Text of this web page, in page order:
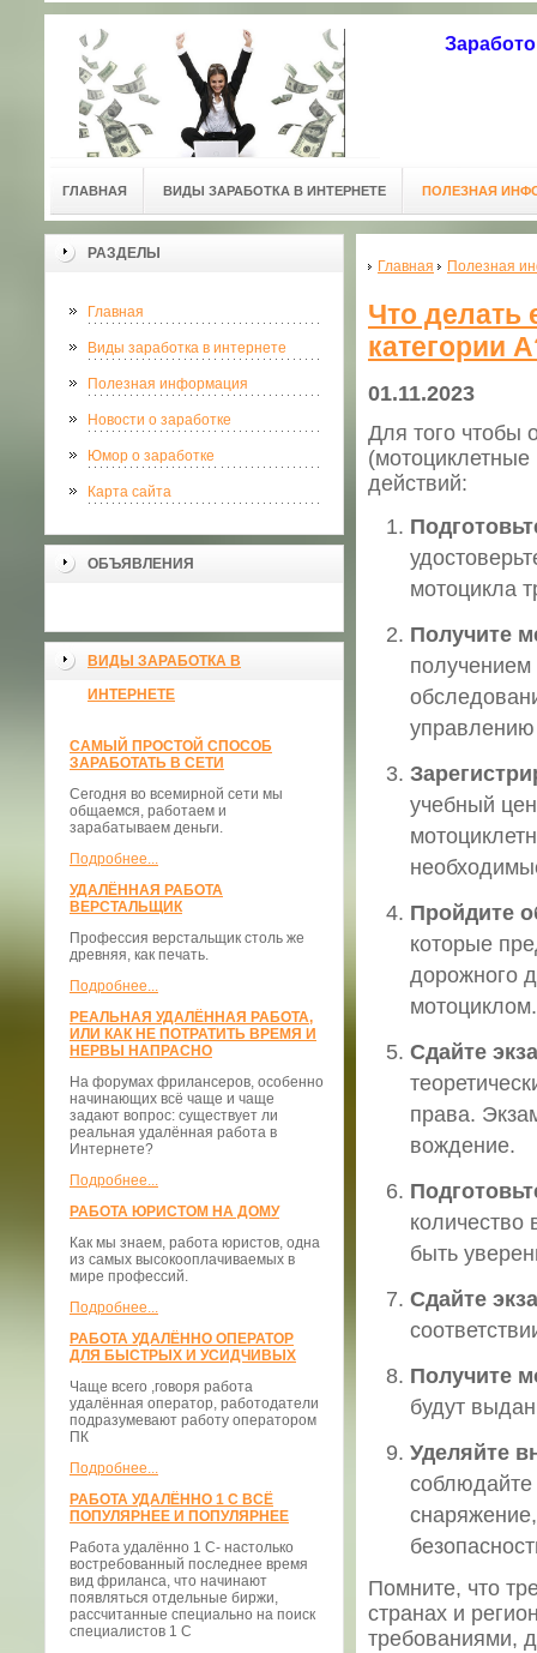
ГЛАВНАЯ ВИДЫ ЗАРАБОТКА В ИНТЕРНЕТЕ ПОЛЕЗНАЯ
РАЗДЕЛЫ
Главная
Виды заработка в интернете
Полезная информация
Новости о заработке
Юмор о заработке
Карта сайта
ОБЪЯВЛЕНИЯ
ВИДЫ ЗАРАБОТКА В
ИНТЕРНЕТЕ
САМЫЙ ПРОСТОЙ СПОСОБ
ЗАРАБОТАТЬ В СЕТИ
Сегодня во всемирной сети мы
общаемся, работаем и
зарабатываем деньги.
Подробнее...
УДАЛЁННАЯ РАБОТА
ВЕРСТАЛЬЩИК
Профессия верстальщик столь же
древняя, как печать.
Подробнее...
РЕАЛЬНАЯ УДАЛЁННАЯ РАБОТА,
ИЛИ КАК НЕ ПОТРАТИТЬ ВРЕМЯ И
НЕРВЫ НАПРАСНО
На форумах фрилансеров, особенно
начинающих всё чаще и чаще
задают вопрос: существует ли
реальная удалённая работа в
Интернете?
Подробнее...
РАБОТА ЮРИСТОМ НА ДОМУ
Как мы знаем, работа юристов, одна
из самых высокооплачиваемых в
мире профессий.
Подробнее...
РАБОТА УДАЛЁННО ОПЕРАТОР
ДЛЯ БЫСТРЫХ И УСИДЧИВЫХ
Чаще всего ,говоря работа
удалённая оператор, работодатели
подразумевают работу оператором
ПК
Подробнее...
РАБОТА УДАЛЁННО 1 С ВСЁ
ПОПУЛЯРНЕЕ И ПОПУЛЯРНЕЕ
Работа удалённо 1 С- настолько
востребованный последнее время
вид фриланса, что начинают
появляться отдельные биржи,
рассчитанные специально на поиск
специалистов 1 С
Главная Полезная
Что делать
категории
01.11.2023
Для того чтобы
действий:
мотоцикла
Получите
получением
учебный
Пройдите
которые
дорожного
мотоциклом.
Сдайте
права.
вождение.
количество
быть
Сдайте
Получите
будут
Уделяйте
соблюдайте
Помните, что
странах и
требованиями,